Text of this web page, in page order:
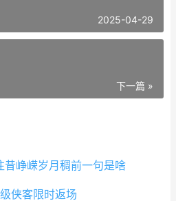
2025-04-29
下一篇 »
峥嵘岁月稠前一句是啥
侠客限时返场